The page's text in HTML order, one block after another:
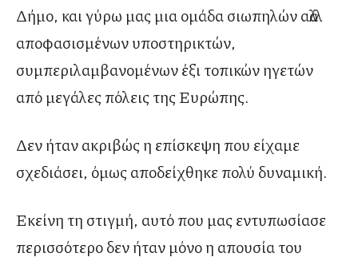
Δήμο, και γύρω μας μια ομάδα σιωπηλών αλλά
αποφασισμένων υποστηρικτών,
συμπεριλαμβανομένων έξι τοπικών ηγετών
από μεγάλες πόλεις της Ευρώπης.
Δεν ήταν ακριβώς η επίσκεψη που είχαμε
σχεδιάσει, όμως αποδείχθηκε πολύ δυναμική.
Εκείνη τη στιγμή, αυτό που μας εντυπωσίασε
περισσότερο δεν ήταν μόνο η απουσία του